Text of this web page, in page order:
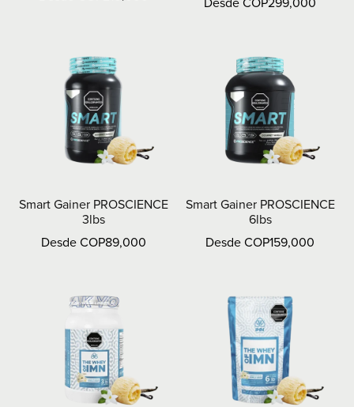
Smart Gainer PROSCIENCE
3lbs
Desde COP89,000
Smart Gainer PROSCIENCE
6lbs
Desde COP159,000